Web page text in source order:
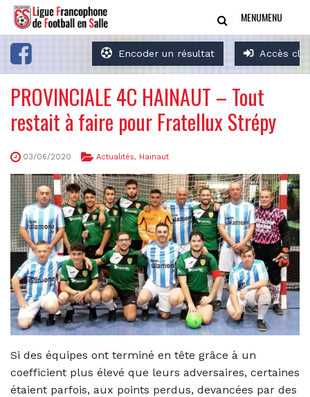
Encoder un résultat Accès
MENUMENU
PROVINCIALE 4C HAINAUT – Tout
restait à faire pour Fratellux Strépy
03/06/2020 Actualités, Hainaut
Si des équipes ont terminé en tête grâce à un
coefficient plus élevé que leurs adversaires, certaines
étaient parfois, aux points perdus, devancées par des